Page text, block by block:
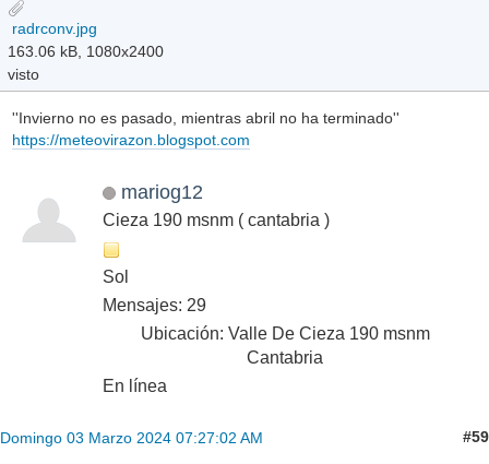
radrconv.jpg
163.06 kB, 1080x2400
visto
''Invierno no es pasado, mientras abril no ha terminado''
https://meteovirazon.blogspot.com
mariog12
Cieza 190 msnm ( cantabria )
Sol
Mensajes: 29
Ubicación: Valle De Cieza 190 msnm
Cantabria
En línea
Domingo 03 Marzo 2024 07:27:02 AM #59